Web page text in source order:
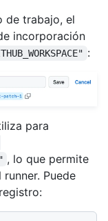
de trabajo, el
incorporación
:
para
, lo que permite
Puede